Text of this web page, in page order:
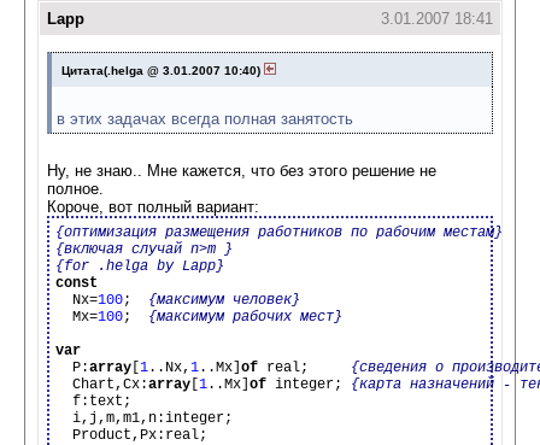
Lapp 3.01.2007 18:41
Цитата(.helga @ 3.01.2007 10:40)
в этих задачах всегда полная занятость
Ну, не знаю.. Мне кажется, что без этого решение не
полное.
Короче, вот полный вариант:
{оптимизация размещения работников по рабочим местам}
{включая случай n>m }
{for .helga by Lapp}
const
Nx=100; {максимум человек}
  Mx=
100; {максимум рабочих мест}
var
P:array 1..Nx, 1..Mx] of real; {сведения о
  Chart,Cx:
array 1..Mx] of integer; {карта назначений -
  f:text;
  i,j,m,m1,n:integer;
  Product,Px:real;